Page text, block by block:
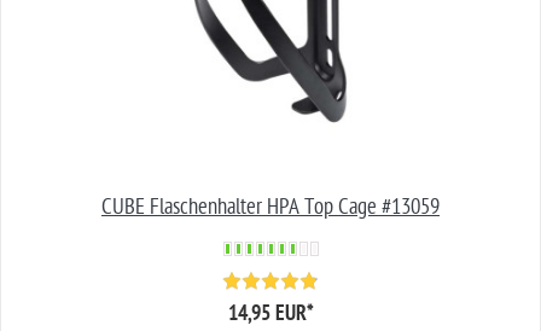
CUBE Flaschenhalter HPA Top Cage #13059
14,95 EUR*